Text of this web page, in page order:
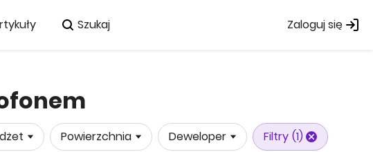
Szukaj Zaloguj się
Powierzchnia Deweloper Filtry (1)